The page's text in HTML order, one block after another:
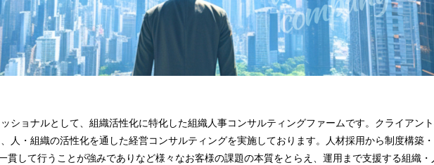
ショナルとして、組織活性化に特化した組織人事コンサルティングファームです。クライアン
人・組織の活性化を通した経営コンサルティングを実施しております。人材採用から制度構築・
貫して行うことが強みでありなど様々なお客様の課題の本質をとらえ、運用まで支援する組織・